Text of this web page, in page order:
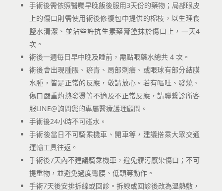
手術後需依照醫囑早晚飯後服用3天份的藥物；局部眼皮
上的傷口則需使用術後修復包中提供的棉枝，以生理食
鹽水清潔、並沾些許抗生素藥膏塗抹於傷口上，一天4
次。
術後一週每日早中晚及睡前，需點眼藥水總共 4 次。
術後會出現腫脹、瘀青、局部刺癢、或眼球有部分結膜
水腫，皆是正常的反應，敬請放心。若有嘔吐、發燒、
傷口嚴重灼熱發燙等不適及不正常反應，請聯繫診所客
服LINE@詢問您的專屬醫療護理顧問。
手術後24小時不可碰水。
手術後當日不可騎乘機車、開車等，建議搭乘大眾交通
運輸工具往返。
手術後7天內不建議騎乘機車，避免髒污感染傷口；不可
提重物，並避免過度彎腰、低頭等動作。
手術7天後安排拆線或回診。拆線或回診後改為溫熱敷，